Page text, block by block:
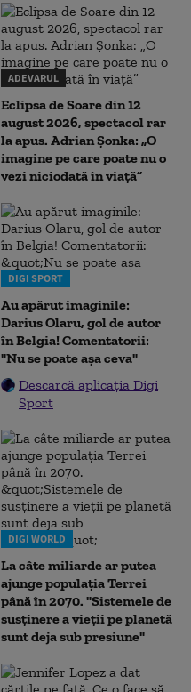
ADEVARUL
Eclipsa de Soare din 12
august 2026, spectacol rar
la apus. Adrian Șonka: „O
imagine pe care poate nu o
vezi niciodată în viață”
DIGI SPORT
Au apărut imaginile:
Darius Olaru, gol de autor
în Belgia! Comentatorii:
"Nu se poate așa ceva"
Descarcă aplicația Digi
Sport
DIGI WORLD
La câte miliarde ar putea
ajunge populația Terrei
până în 2070. "Sistemele de
susținere a vieții pe planetă
sunt deja sub presiune"